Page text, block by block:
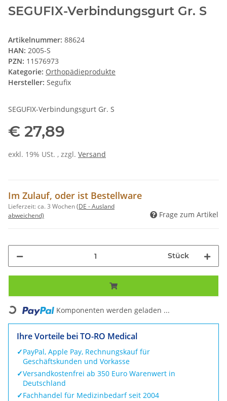
SEGUFIX-Verbindungsgurt Gr. S
Artikelnummer: 88624
HAN: 2005-S
PZN: 11576973
Kategorie: Orthopädieprodukte
Hersteller: Segufix
SEGUFIX-Verbindungsgurt Gr. S
€ 27,89
exkl. 19% USt. , zzgl. Versand
Im Zulauf, oder ist Bestellware
Lieferzeit:ca. 3 Wochen(DE - Ausland
abweichend)
Frage zum Artikel
Stück
Loading... Komponenten werden geladen ...
Ihre Vorteile bei TO-RO Medical
✓PayPal, Apple Pay, Rechnungskauf für
Geschäftskunden und Vorkasse
✓Versandkostenfrei ab 350 Euro Warenwert in
Deutschland
✓Fachhandel für Medizinbedarf seit 2004